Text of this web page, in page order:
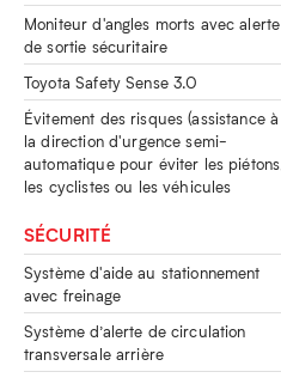
Moniteur d'angles morts avec alerte
de sortie sécuritaire
Toyota Safety Sense 3.0
Évitement des risques (assistance à
la direction d'urgence semi-
automatique pour éviter les piétons,
les cyclistes ou les véhicules
SÉCURITÉ
Système d'aide au stationnement
avec freinage
Système d’alerte de circulation
transversale arrière